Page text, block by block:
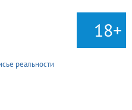
18+
реальности